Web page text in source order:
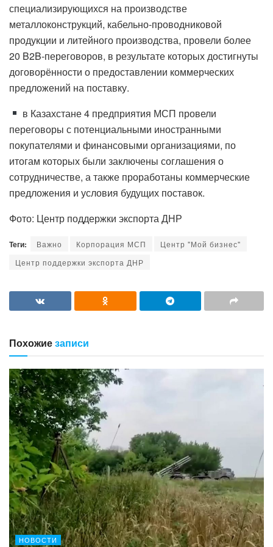
специализирующихся на производстве
металлоконструкций, кабельно-проводниковой
продукции и литейного производства, провели более
20 B2B-переговоров, в результате которых достигнуты
договорённости о предоставлении коммерческих
предложений на поставку.
в Казахстане 4 предприятия МСП провели
переговоры с потенциальными иностранными
покупателями и финансовыми организациями, по
итогам которых были заключены соглашения о
сотрудничестве, а также проработаны коммерческие
предложения и условия будущих поставок.
Фото: Центр поддержки экспорта ДНР
Теги: Важно Корпорация МСП
Центр "Мой бизнес"
Центр поддержки экспорта ДНР
Похожиезаписи
НОВОСТИ